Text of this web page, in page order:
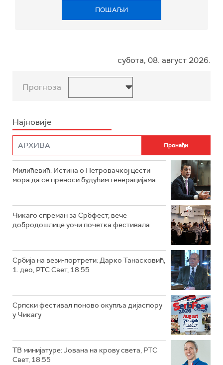
ПОШАЉИ
субота, 08. август 2026.
Прогноза
Најновије
Милићевић: Истина о Петровачкој цести
мора да се преноси будућим генерацијама
Чикаго спреман за Србфест, вече
добродошлице уочи почетка фестивала
Србија на вези-портрети: Дарко Танасковић,
1. део, РТС Свет, 18.55
Српски фестивал поново окупља дијаспору
у Чикагу
ТВ минијатуре: Јована на крову света, РТС
Свет, 18.55